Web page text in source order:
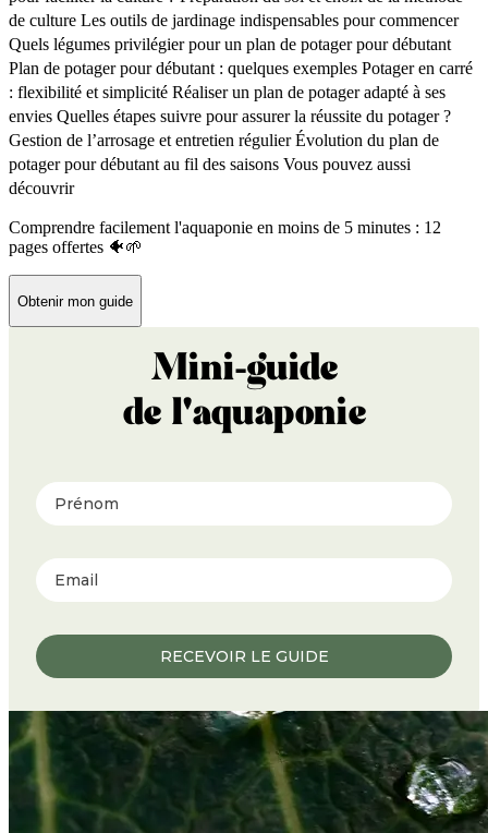
de culture Les outils de jardinage indispensables pour commencer
Quels légumes privilégier pour un plan de potager pour débutant
Plan de potager pour débutant : quelques exemples Potager en carré
: flexibilité et simplicité Réaliser un plan de potager adapté à ses
envies Quelles étapes suivre pour assurer la réussite du potager ?
Gestion de l’arrosage et entretien régulierÉvolution du plan de
potager pour débutant au fil des saisons Vous pouvez aussi
découvrir
Comprendre facilement l'aquaponie en moins de 5 minutes : 12
pages offertes 🐠🌱
Obtenir mon guide
Mini-guide
de l'aquaponie
Prénom
RECEVOIR LE GUIDE